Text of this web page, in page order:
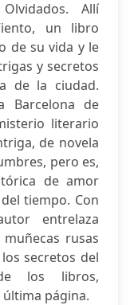
Allí
un libro
de su vida y le
y secretos
de la ciudad.
Barcelona de
literario
de novela
pero es,
de amor
tiempo. Con
entrelaza
rusas
secretos del
los libros,
página.